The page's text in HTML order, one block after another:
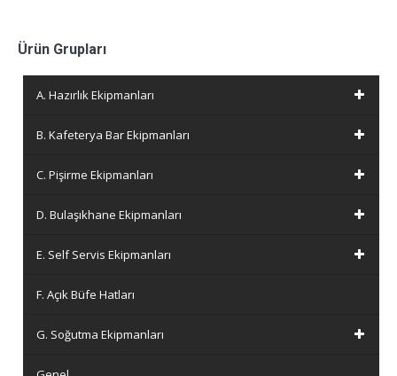
Ürün Grupları
A. Hazırlık Ekipmanları
B. Kafeterya Bar Ekipmanları
C. Pişirme Ekipmanları
D. Bulaşıkhane Ekipmanları
E. Self Servis Ekipmanları
F. Açık Büfe Hatları
G. Soğutma Ekipmanları